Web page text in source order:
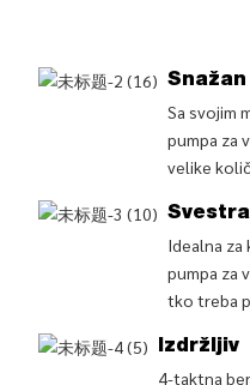
Snažan
Sa svojim
pumpa za
velike
Idealna za
pumpa za
tko treba
Izdržljiv
4-taktna